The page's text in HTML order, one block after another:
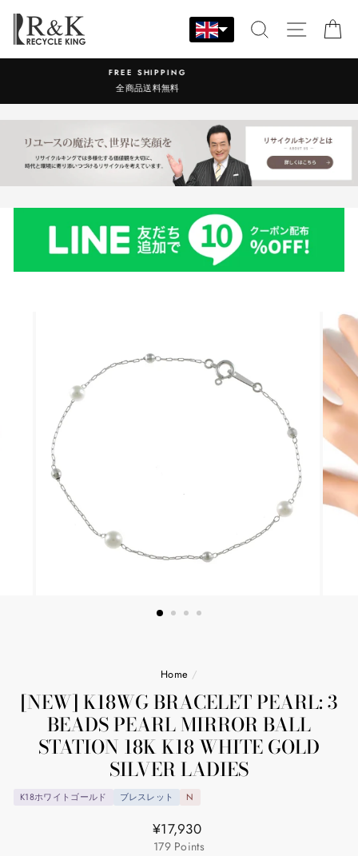
content
SEARCHSITE
営業時間：9:00-17:30 年中無休
Home /
[NEW] K18WG BRACELET PEARL: 3
BEADS PEARL MIRROR BALL
STATION 18K K18 WHITE GOLD
SILVER LADIES
K18ホワイトゴールド ブレスレット N
Regular
price
¥17,930
179Points